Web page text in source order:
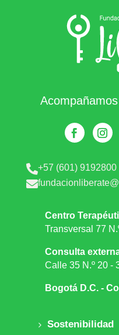
+57 (601) 9192800

Centro
Transversal 77
Consulta
Calle 35 N.º 20 -
Bogotá D.C. -
Sostenibilidad